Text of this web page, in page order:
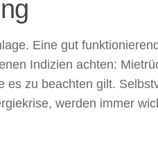
Eine gut
Indizien achten:
zu beachten gilt.
werden immer